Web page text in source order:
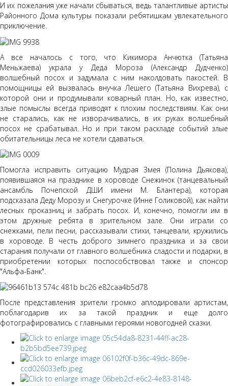
И их пожелания уже начали сбываться, ведь талантливые артисты
Районного Дома культуры показали ребятишкам увлекательного
приключение.
А все началось с того, что Кикимора Анчютка (Татьяна
Меньжаева) украла у Деда Мороза (Александр Дудченко)
волшебный посох и задумала с ним наколдовать пакостей. В
помощницы ей вызвалась внучка Лешего (Татьяна Вихрева), с
которой они и продумывали коварный план. Но, как известно,
злые помыслы всегда приводят к плохим последствиям. Как они
не старались, как не изворачивались, в их руках волшебный
посох не срабатывал. Но и при таком раскладе событий злые
обитательницы леса не хотели сдаваться.
Помогла исправить ситуацию Мудрая Змея (Полина Дьякова),
появившаяся на празднике в хороводе Снежинок (танцевальный
ансамбль Почепской ДШИ имени М. Блантера), которая
подсказала Деду Морозу и Снегурочке (Инне Голиковой), как найти
лесных проказниц и забрать посох. И, конечно, помогли им в
этом дружные ребята в зрительном зале. Они играли со
снежками, пели песни, рассказывали стихи, танцевали, кружились
в хороводе. В честь доброго зимнего праздника и за свои
старания получали от главного волшебника сладости и подарки, в
приобретении которых поспособствовал также и спонсор
"Альфа-Банк".
После представления зрители громко аплодировали артистам,
поблагодарив их за такой праздник и еще долго
фотографировались с главными героями новогодней сказки.